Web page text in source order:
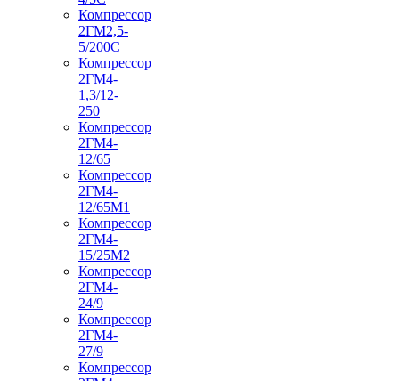
Компрессор
2ГМ2,5-
5/200С
Компрессор
2ГМ4-
1,3/12-
250
Компрессор
2ГМ4-
12/65
Компрессор
2ГМ4-
12/65М1
Компрессор
2ГМ4-
15/25М2
Компрессор
2ГМ4-
24/9
Компрессор
2ГМ4-
27/9
Компрессор